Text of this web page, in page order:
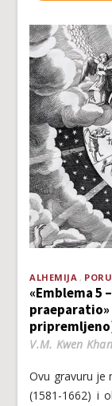
ALHEMIJA
«Emblema 5
V.M. Kwen
Ovu gravuru je
(1581-1662) i